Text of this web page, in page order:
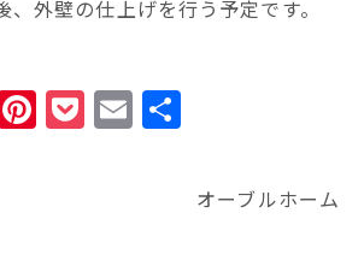
、外壁の仕上げを行う予定です。
n
Pi
n
P
o
E
m
オーブルホーム